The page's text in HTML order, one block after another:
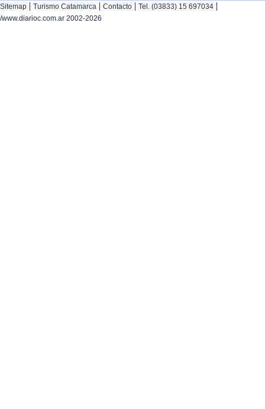
Sitemap | Turismo Catamarca | Contacto | Tel. (03833) 15 697034 |
/www.diarioc.com.ar 2002-2026